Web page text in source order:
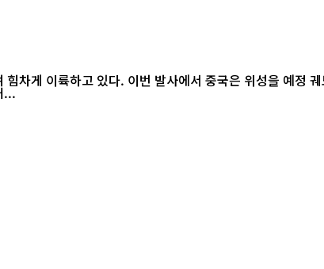
차게 이륙하고 있다. 이번 발사에서 중국은 위성을 예정
나데일리 [인터내...